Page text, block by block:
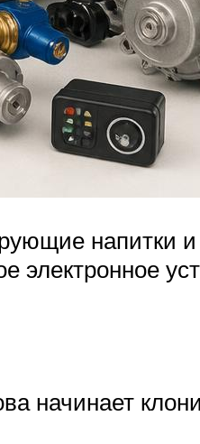
напитки и
электронное
начинает